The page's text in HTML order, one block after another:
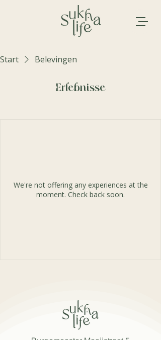
Start Belevingen
Erlebnisse
We're not offering any experiences at the
moment. Check back soon.